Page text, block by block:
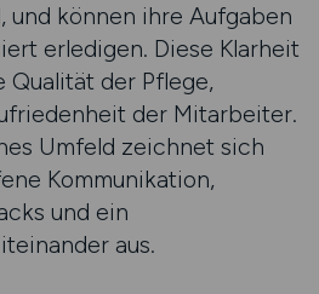
können ihre Aufgaben
erledigen. Diese Klarheit
der Pflege,
der Mitarbeiter.
Umfeld zeichnet sich
Kommunikation,
und ein
aus.